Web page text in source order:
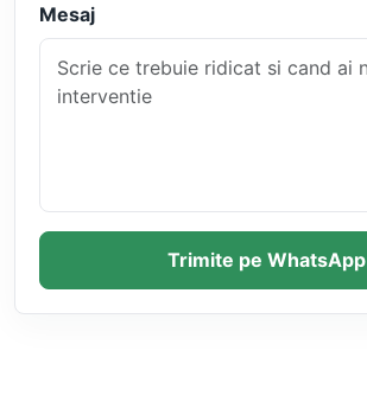
Mesaj
Trimite pe WhatsApp